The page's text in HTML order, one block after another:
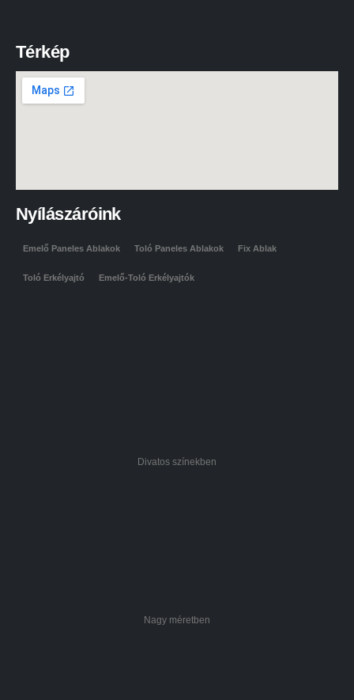
Térkép
Nyílászáróink
Emelő Paneles Ablakok Toló Paneles Ablakok Fix Ablak
Toló Erkélyajtó Emelő-Toló Erkélyajtók
Divatos színekben
Nagy méretben